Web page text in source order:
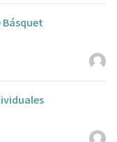
Básquet